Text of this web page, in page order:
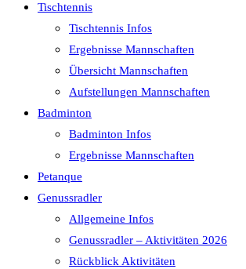
Tischtennis
Tischtennis Infos
Ergebnisse Mannschaften
Übersicht Mannschaften
Aufstellungen Mannschaften
Badminton
Badminton Infos
Ergebnisse Mannschaften
Petanque
Genussradler
Allgemeine Infos
Genussradler – Aktivitäten 2026
Rückblick Aktivitäten